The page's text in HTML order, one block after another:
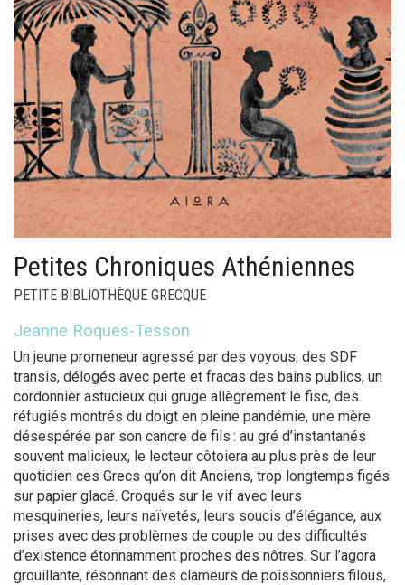
Petites Chroniques Athéniennes
PETITE BIBLIOTHÈQUE GRECQUE
Jeanne Roques-Tesson
Un jeune promeneur agressé par des voyous, des SDF
transis, délogés avec perte et fracas des bains publics, un
cordonnier astucieux qui gruge allègrement le fisc, des
réfugiés montrés du doigt en pleine pandémie, une mère
désespérée par son cancre de fils : au gré d’instantanés
souvent malicieux, le lecteur côtoiera au plus près de leur
quotidien ces Grecs qu’on dit Anciens, trop longtemps figés
sur papier glacé. Croqués sur le vif avec leurs
mesquineries, leurs naïvetés, leurs soucis d’élégance, aux
prises avec des problèmes de couple ou des difficultés
d’existence étonnamment proches des nôtres. Sur l’agora
grouillante, résonnant des clameurs de poissonniers filous,